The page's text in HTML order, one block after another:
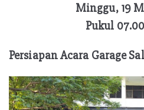
Minggu, 19
Pukul
Persiapan Acara Garage